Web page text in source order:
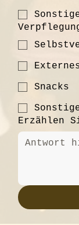
Snacks
Erzählen